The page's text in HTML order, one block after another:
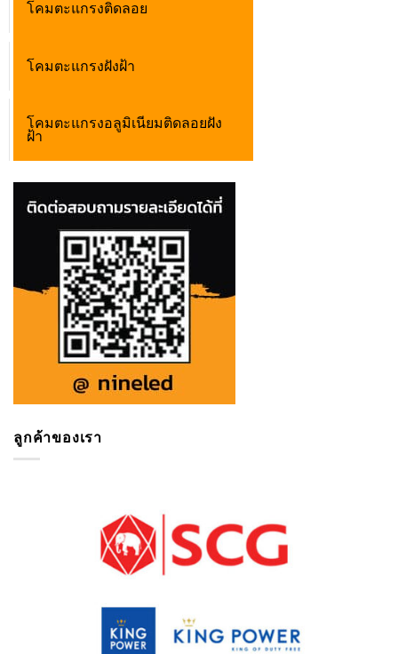
โคมตะแกรงติดลอย
โคมตะแกรงฝังฝ้า
โคมตะแกรงอลูมิเนียมติดลอยฝัง
ฝ้า
ลูกค้าของเรา